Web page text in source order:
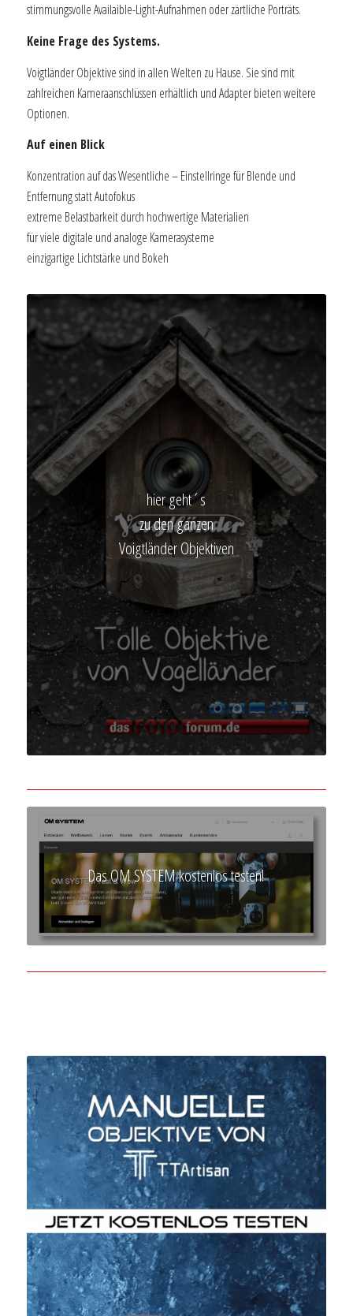
stimmungsvolle Availaible-Light-Aufnahmen oder zärtliche Porträts.
Keine Frage des Systems.
Voigtländer Objektive sind in allen Welten zu Hause. Sie sind mit
zahlreichen Kameraanschlüssen erhältlich und Adapter bieten weitere
Optionen.
Auf einen Blick
Konzentration auf das Wesentliche – Einstellringe für Blende und
Entfernung statt Autofokus
extreme Belastbarkeit durch hochwertige Materialien
für viele digitale und analoge Kamerasysteme
einzigartige Lichtstärke und Bokeh
hier geht´s
zu den ganzen
Voigtländer Objektiven
Das OM SYSTEM kostenlos testen!